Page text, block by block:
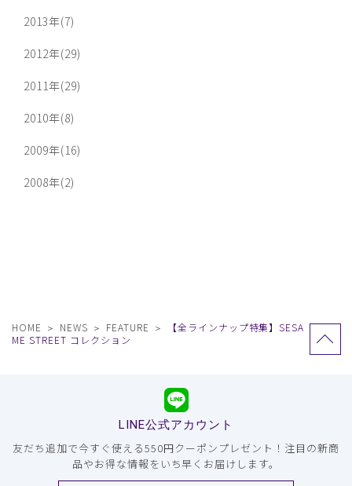
2013年(7)
2012年(29)
2011年(29)
2010年(8)
2009年(16)
2008年(2)
HOME NEWS FEATURE
【全ラインナップ特集】SESA
ME STREET コレクション
LINE公式アカウント
友だち追加で今すぐ使える550円クーポンプレゼント！注目の新商
品やお得な情報をいち早くお届けします。